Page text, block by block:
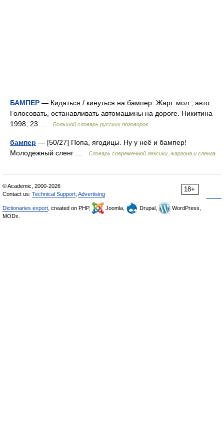
БАМПЕР — Кидаться / кинуться на бампер. Жарг. мол., авто.
Голосовать, останавливать автомашины на дороге. Никитина
1998, 23 …
Большой словарь русских поговорок
бампер — [50/27] Попа, ягодицы. Ну у неё и бампер!
Молодежный сленг …
Cловарь современной лексики, жаргона и сленга
18+
© Academic, 2000-2026
Contact us: Technical Support Advertising
Dictionaries export , created on PHP, Joomla, Drupal,
WordPress,
MODx.